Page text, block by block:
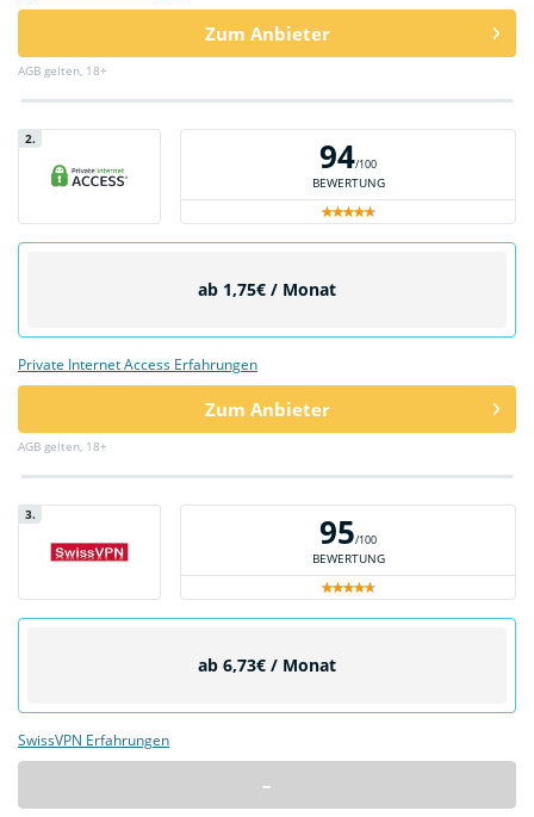
Zum Anbieter
AGB gelten, 18+
2. 94/100
BEWERTUNG
ab 1,75€ / Monat
Private Internet Access Erfahrungen
Zum Anbieter
AGB gelten, 18+
3. 95/100
BEWERTUNG
ab 6,73€ / Monat
SwissVPN Erfahrungen
–